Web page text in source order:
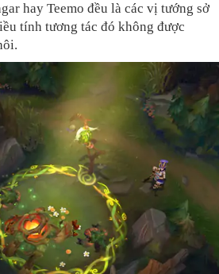
hay Teemo đều là các vị tướng sở
tính tương tác đó không được